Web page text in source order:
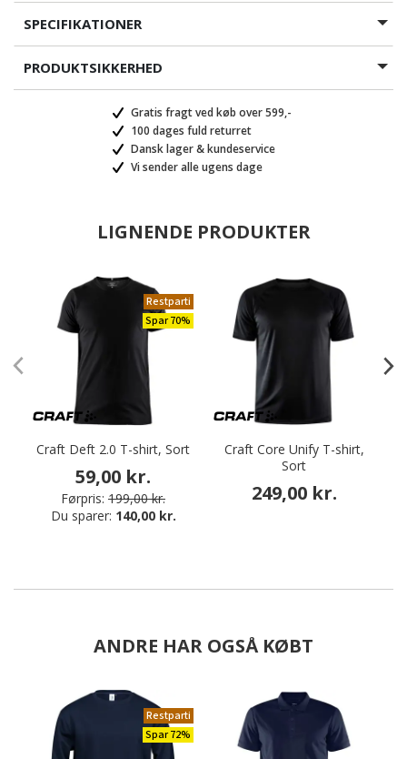
SPECIFIKATIONER
PRODUKTSIKKERHED
Gratis fragt ved køb over 599,-
100 dages fuld returret
Dansk lager & kundeservice
Vi sender alle ugens dage
LIGNENDE PRODUKTER
Restparti
Spar 70%
Craft Deft 2.0 T-shirt, Sort
59,00 kr.
Førpris: 199,00 kr.
Du sparer: 140,00 kr.
Craft Core Unify T-shirt,
Sort
249,00 kr.
ANDRE HAR OGSÅ KØBT
Restparti
Spar 72%